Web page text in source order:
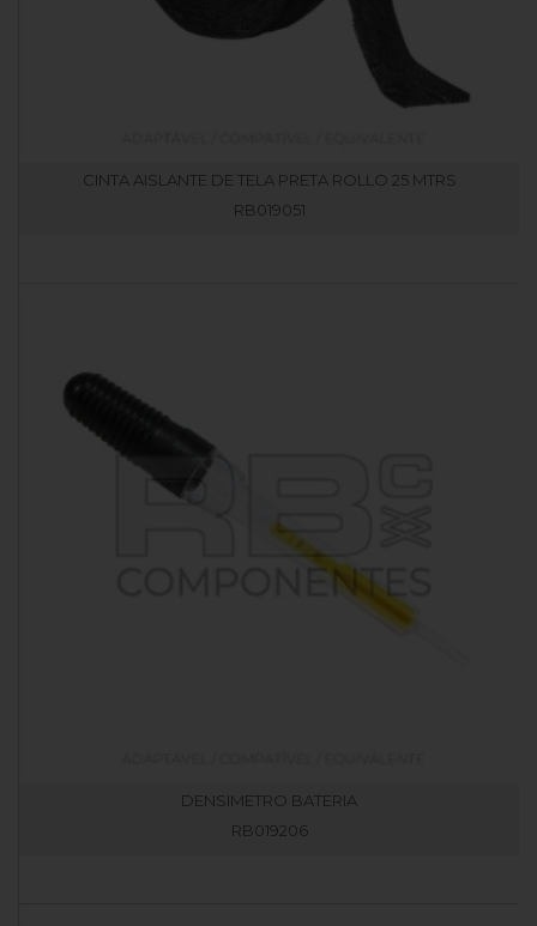
CINTA AISLANTE DE TELA PRETA ROLLO 25 MTRS
RB019051
DENSIMETRO BATERIA
RB019206